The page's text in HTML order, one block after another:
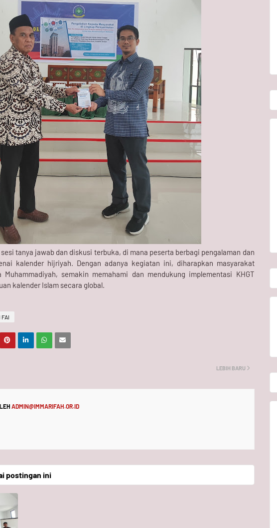
tanya jawab dan diskusi terbuka, di mana peserta berbagi pengalaman dan
kalender hijriyah. Dengan adanya kegiatan ini, diharapkan masyarakat
Muhammadiyah, semakin memahami dan mendukung implementasi KHGT
kalender Islam secara global.
LEBIH BARU
ADMIN@IMMARIFAH.OR.ID
postingan ini